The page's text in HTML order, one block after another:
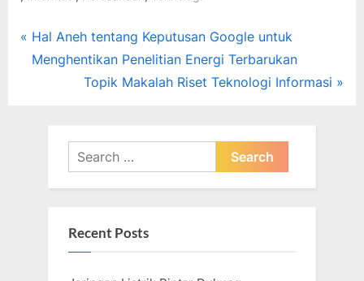
Post
navigation
P
r
Hal Aneh tentang Keputusan Google untuk
Menghentikan Penelitian Energi Terbarukan
N
t
P
t
Topik Makalah Riset Teknologi Informasi
Search
for:
Recent Posts